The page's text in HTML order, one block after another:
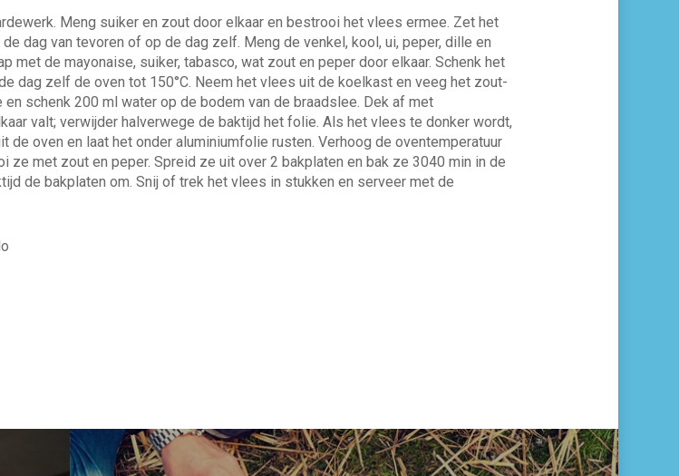
Meng suiker en zout door elkaar en bestrooi het vlees ermee. Zet het
dag van tevoren of op de dag zelf. Meng de venkel, kool, ui, pe­per, dille en
met de mayo­naise, suiker, tabasco, wat zout en peper door elkaar. Schenk het
dag zelf de oven tot 150°C. Neem het vlees uit de koelkast en veeg het zout­
schenk 200 ml water op de bodem van de braadslee. Dek af met
valt; verwijder halverwege de baktijd het folie. Als het vlees te donker wordt,
oven en laat het onder aluminiumfolie rusten. Verhoog de oventemperatuur
ze met zout en peper. Spreid ze uit over 2 bakplaten en bak ze 30­40 min in de
de bakplaten om. Snij of trek het vlees in stukken en serveer met de